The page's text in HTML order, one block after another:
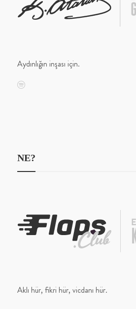
Aydınlığın inşası için.
NE?
Aklı hür, fikri hür, vicdanı hür.